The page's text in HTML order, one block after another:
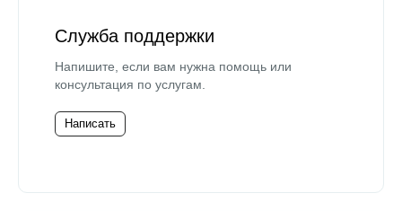
Служба поддержки
Напишите, если вам нужна помощь или
консультация по услугам.
Написать